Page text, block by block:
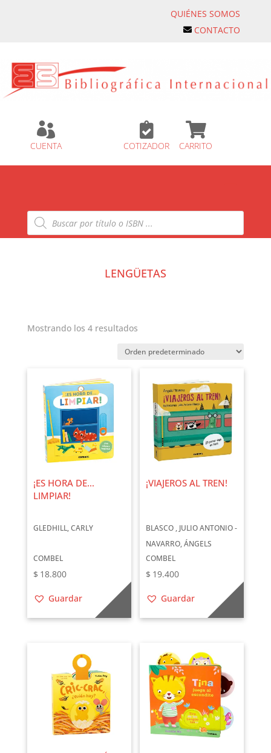
QUIÉNES SOMOS
CONTACTO

CUENTA

COTIZADOR

CARRITO
Búsqueda
de
productos
LENGÜETAS
Mostrando los 4 resultados
¡ES HORA DE…
LIMPIAR!
GLEDHILL, CARLY
COMBEL
$ 18.800
Guardar
¡VIAJEROS AL TREN!
BLASCO , JULIO ANTONIO -
NAVARRO, ÁNGELS
COMBEL
$ 19.400
Guardar